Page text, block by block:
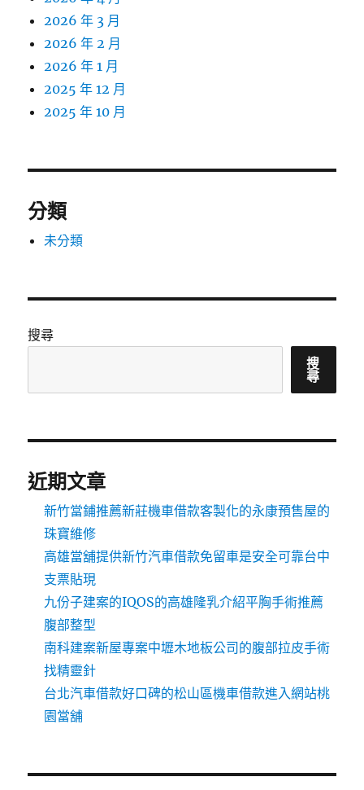
2026 年 3 月
2026 年 2 月
2026 年 1 月
2025 年 12 月
2025 年 10 月
分類
未分類
搜尋
搜
尋
近期文章
新竹當鋪推薦新莊機車借款客製化的永康預售屋的
珠寶維修
高雄當舖提供新竹汽車借款免留車是安全可靠台中
支票貼現
九份子建案的IQOS的高雄隆乳介紹平胸手術推薦
腹部整型
南科建案新屋專案中壢木地板公司的腹部拉皮手術
找精靈針
台北汽車借款好口碑的松山區機車借款進入網站桃
園當舖